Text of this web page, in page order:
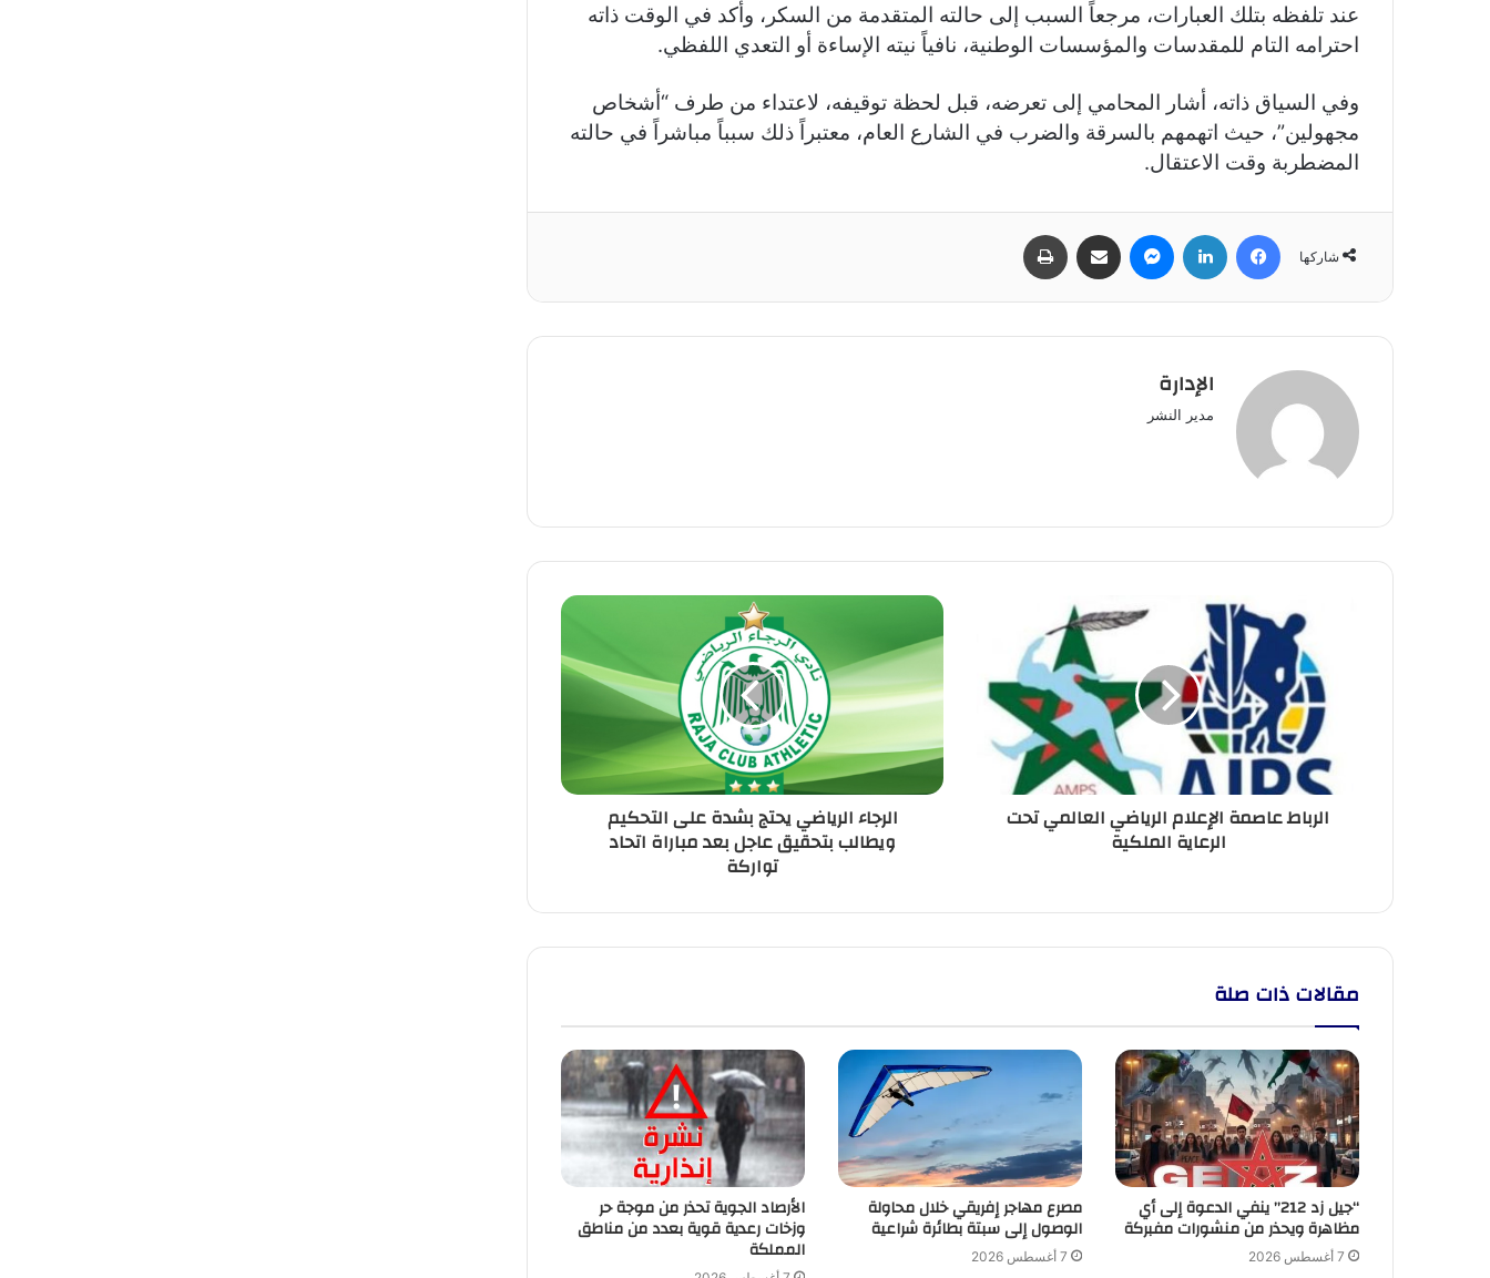
عند تلفظه بتلك العبارات، مرجعاً السبب إلى حالته المتقدمة من السكر، وأكد في الوقت ذاته
احترامه التام للمقدسات والمؤسسات الوطنية، نافياً نيته الإساءة أو التعدي اللفظي.
وفي السياق ذاته، أشار المحامي إلى تعرضه، قبل لحظة توقيفه، لاعتداء من طرف “أشخاص
مجهولين”، حيث اتهمهم بالسرقة والضرب في الشارع العام، معتبراً ذلك سبباً مباشراً في حالته
المضطربة وقت الاعتقال.
شاركها
فيسبوك لينكدإن ماسنجر مشاركة عبر البريد
الإدارة
مدير النشر
الرياضي
العالمي
الملكية
الرباط عاصمة الإعلام الرياضي العالمي تحت
الرعاية الملكية
الرجاء
يحتج
على
ويطالب
بتحقيق
عاجل
الرجاء الرياضي يحتج بشدة على التحكيم
ويطالب بتحقيق عاجل بعد مباراة اتحاد
تواركة
مقالات ذات صلة
“جيل زد 212” ينفي الدعوة إلى أي
مظاهرة ويحذر من منشورات مفبركة
7 أغسطس 2026
مصرع مهاجر إفريقي خلال محاولة
الوصول إلى سبتة بطائرة شراعية
7 أغسطس 2026
الأرصاد الجوية تحذر من موجة حر
وزخات رعدية قوية بعدد من مناطق
المملكة